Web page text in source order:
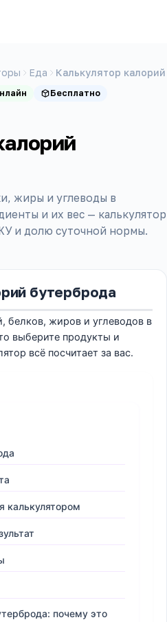
Еда Калькулятор
Бесплатно
жиры и углеводы в
и их вес — калькулятор
и долю суточной нормы.
бутерброда
белков, жиров и углеводов в
выберите продукты и
всё посчитает за вас.
калькулятором
почему это